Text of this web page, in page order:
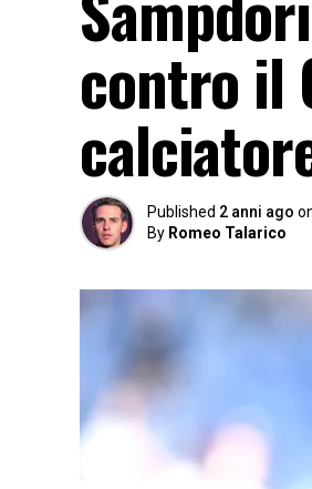
contro il
Published 2 anni ago
By Romeo Talarico